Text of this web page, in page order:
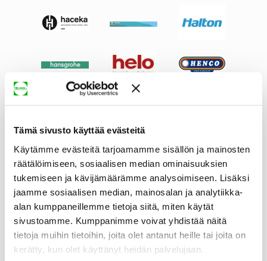
Tämä sivusto käyttää evästeitä
Käytämme evästeitä tarjoamamme sisällön ja mainosten
räätälöimiseen, sosiaalisen median ominaisuuksien
tukemiseen ja kävijämäärämme analysoimiseen. Lisäksi
jaamme sosiaalisen median, mainosalan ja analytiikka-
alan kumppaneillemme tietoja siitä, miten käytät
sivustoamme. Kumppanimme voivat yhdistää näitä
tietoja muihin tietoihin, joita olet antanut heille tai joita on
kerätty, kun olet käyttänyt heidän palvelujaan.